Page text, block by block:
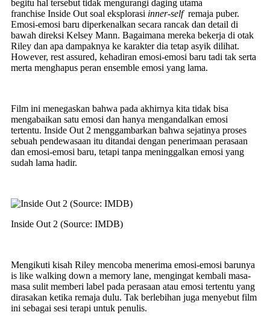
begitu hal tersebut tidak mengurangi daging utama
franchise Inside Out soal eksplorasi inner-self remaja puber.
Emosi-emosi baru diperkenalkan secara rancak dan detail di
bawah direksi Kelsey Mann. Bagaimana mereka bekerja di otak
Riley dan apa dampaknya ke karakter dia tetap asyik dilihat.
However, rest assured, kehadiran emosi-emosi baru tadi tak serta
merta menghapus peran ensemble emosi yang lama.
Film ini menegaskan bahwa pada akhirnya kita tidak bisa
mengabaikan satu emosi dan hanya mengandalkan emosi
tertentu. Inside Out 2 menggambarkan bahwa sejatinya proses
sebuah pendewasaan itu ditandai dengan penerimaan perasaan
dan emosi-emosi baru, tetapi tanpa meninggalkan emosi yang
sudah lama hadir.
Inside Out 2 (Source: IMDB)
Mengikuti kisah Riley mencoba menerima emosi-emosi barunya
is like walking down a memory lane, mengingat kembali masa-
masa sulit memberi label pada perasaan atau emosi tertentu yang
dirasakan ketika remaja dulu. Tak berlebihan juga menyebut film
ini sebagai sesi terapi untuk penulis.